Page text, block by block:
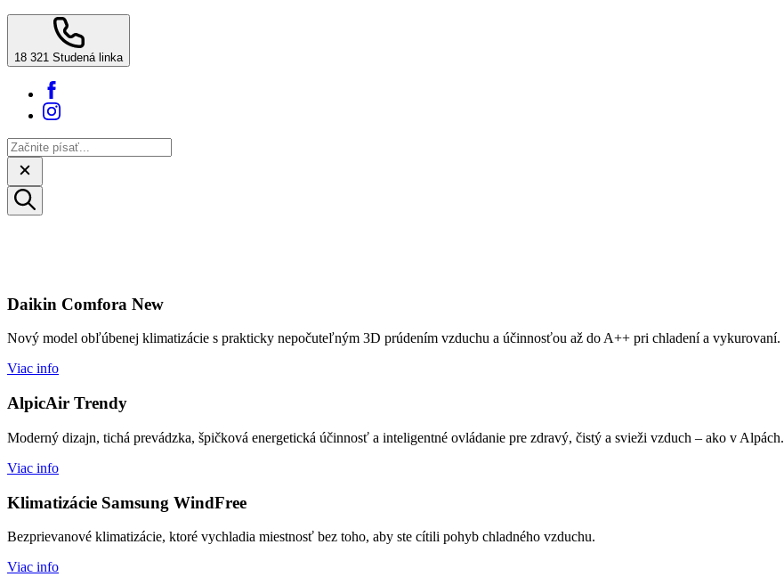
18 321 Studená linka
Daikin Comfora New
Nový model obľúbenej klimatizácie s prakticky nepočuteľným 3D prúdením vzduchu a účinnosťou až do A++ pri chladení a vykurovaní.
Viac info
AlpicAir Trendy
Moderný dizajn, tichá prevádzka, špičková energetická účinnosť a inteligentné ovládanie pre zdravý, čistý a svieži vzduch – ako v Alpách.
Viac info
Klimatizácie Samsung WindFree
Bezprievanové klimatizácie, ktoré vychladia miestnosť bez toho, aby ste cítili pohyb chladného vzduchu.
Viac info